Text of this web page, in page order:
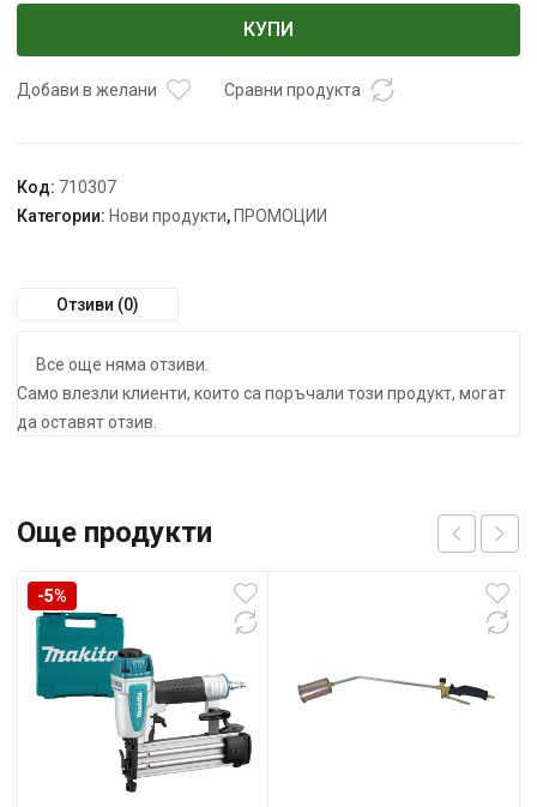
Тринога
RDP-
КУПИ
Добави в желани Сравни продукта
Код: 710307
Категории: Нови продукти, ПРОМОЦИИ
Отзиви (0)
Все още няма отзиви.
Само влезли клиенти, които са поръчали този продукт, могат
да оставят отзив.
Още продукти
-5%